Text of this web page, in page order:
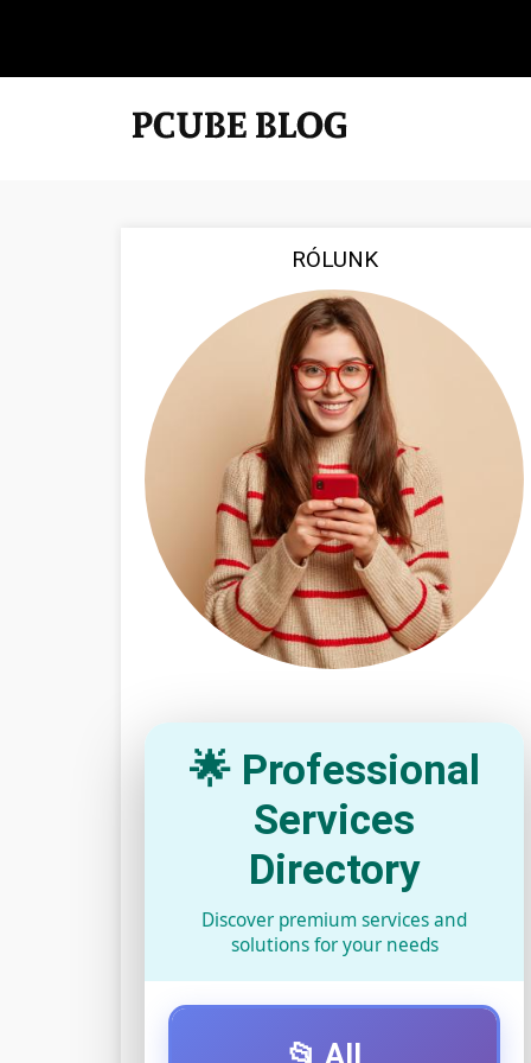
RÓLUNK
🌟 Professional
Services
Directory
Discover premium services and
solutions for your needs
📂 All